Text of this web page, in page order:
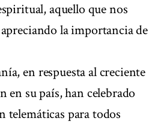
aquello que nos
la importancia de
en respuesta al creciente
en su país, han celebrado
telemáticas para todos